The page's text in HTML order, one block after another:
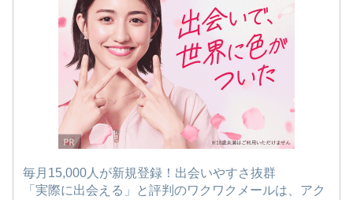
毎月15,000人が新規登録！出会いやすさ抜群
「実際に出会える」と評判のワクワクメールは、アク